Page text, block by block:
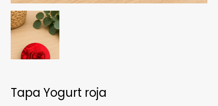
Tapa Yogurt roja